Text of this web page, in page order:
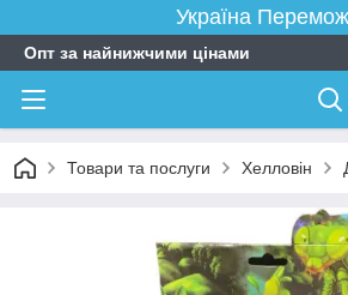
Україна
Опт за найнижчими цінами
Товари та послуги Хелловін